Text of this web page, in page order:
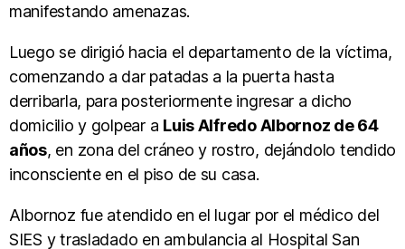
manifestando amenazas.
Luego se dirigió hacia el departamento de la víctima,
comenzando a dar patadas a la puerta hasta
derribarla, para posteriormente ingresar a dicho
domicilio y golpear a Luis Alfredo Albornoz de 64
años, en zona del cráneo y rostro, dejándolo tendido
inconsciente en el piso de su casa.
Albornoz fue atendido en el lugar por el médico del
SIES y trasladado en ambulancia al Hospital San